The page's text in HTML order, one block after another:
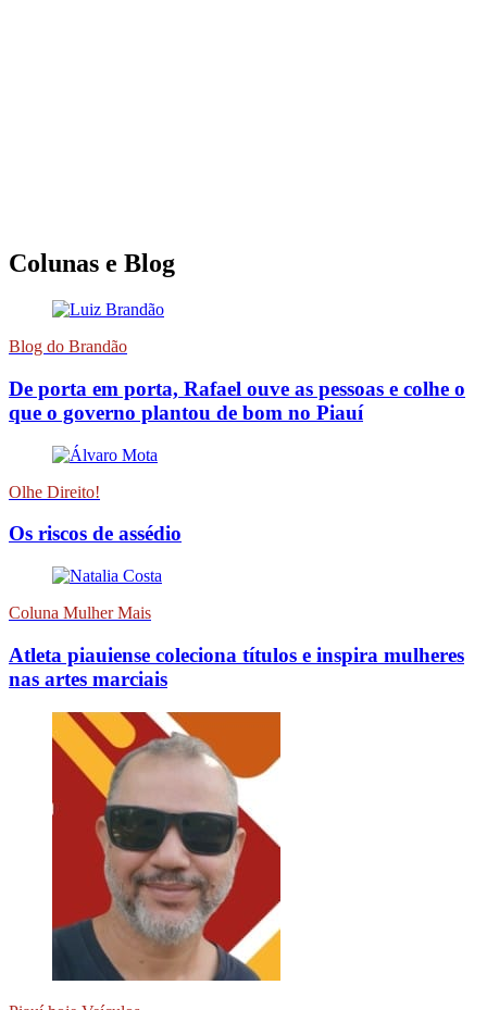
Colunas e Blog
Blog do Brandão
De porta em porta, Rafael ouve as pessoas e colhe o
que o governo plantou de bom no Piauí
Olhe Direito!
Os riscos de assédio
Coluna Mulher Mais
Atleta piauiense coleciona títulos e inspira mulheres
nas artes marciais